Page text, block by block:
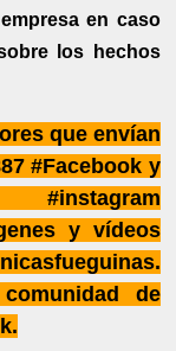
en caso
los hechos
que envían
#Facebook y
y vídeos
de